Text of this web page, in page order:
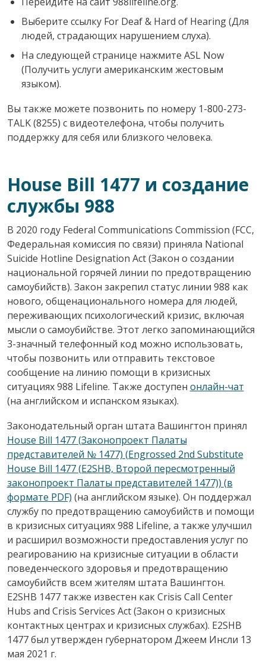
Выберите ссылку For Deaf & Hard of Hearing (Для
людей, страдающих нарушением слуха).
На следующей странице нажмите ASL Now
(Получить услуги американским жестовым
языком).
Вы также можете позвонить по номеру 1-800-273-
TALK (8255) с видеотелефона, чтобы получить
поддержку для себя или близкого человека.
House Bill 1477 и создание
службы 988
В 2020 году Federal Communications Commission (FCC,
Федеральная комиссия по связи) приняла National
Suicide Hotline Designation Act (Закон о создании
национальной горячей линии по предотвращению
самоубийств). Закон закрепил статус линии 988 как
нового, общенационального номера для людей,
переживающих психологический кризис, включая
мысли о самоубийстве. Этот легко запоминающийся
3-значный телефонный код можно использовать,
чтобы позвонить или отправить текстовое
сообщение на линию помощи в кризисных
ситуациях 988 Lifeline. Также доступен онлайн-чат
(на английском и испанском языках).
Законодательный орган штата Вашингтон принял
House Bill 1477 (Законопроект Палаты
представителей № 1477) (Engrossed 2nd Substitute
House Bill 1477 (E2SHB, Второй пересмотренный
законопроект Палаты представителей 1477)) (в
формате PDF) (на английском языке). Он поддержал
службу по предотвращению самоубийств и помощи
в кризисных ситуациях 988 Lifeline, а также улучшил
и расширил возможности предоставления услуг по
реагированию на кризисные ситуации в области
поведенческого здоровья и предотвращению
самоубийств всем жителям штата Вашингтон.
E2SHB 1477 также известен как Crisis Call Center
Hubs and Crisis Services Act (Закон о кризисных
контактных центрах и кризисных службах). E2SHB
1477 был утвержден губернатором Джеем Инсли 13
мая 2021 г.